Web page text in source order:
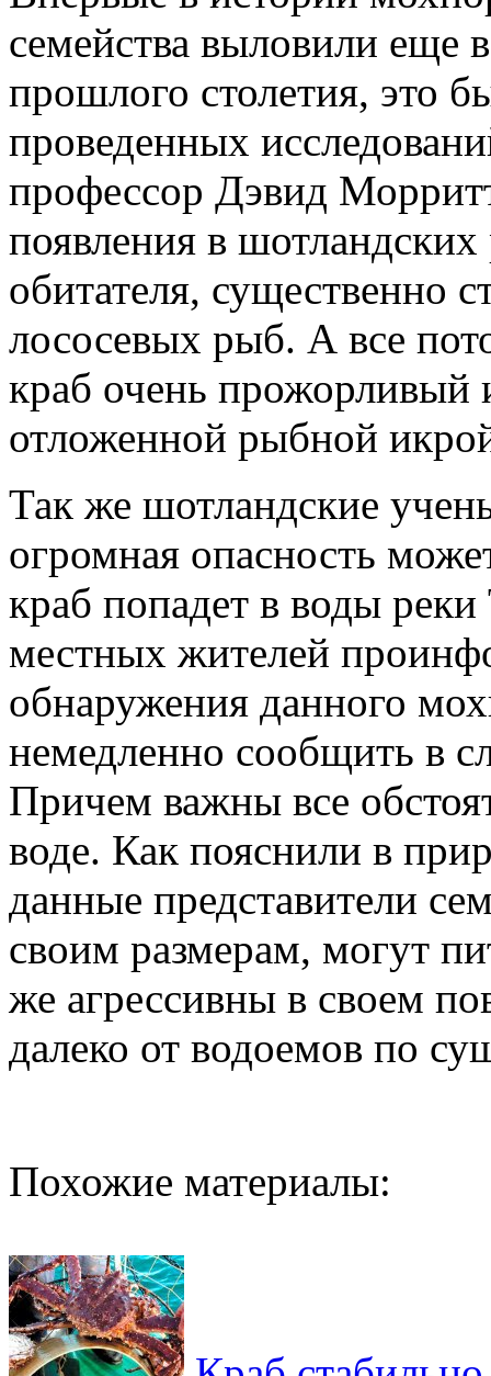
семейства выловили еще
прошлого столетия, это
проведенных
профессор Дэвид
появления в
обитателя, существенно
лососевых рыб. А все
краб очень прожорливый
отложенной рыбной
Так же шотландские
огромная опасность
краб попадет в воды
местных жителей
обнаружения данного
немедленно сообщить в
Причем важны все
воде. Как пояснили в
данные представители
своим размерам, могут
же агрессивны в своем
далеко от водоемов по
Похожие материалы: